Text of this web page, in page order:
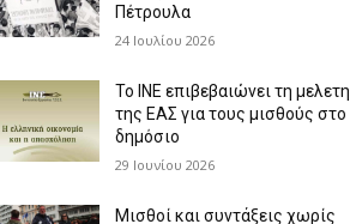
Πέτρουλα
24 Ιουλίου 2026
Το ΙΝΕ επιβεβαιώνει τη μελετη
της ΕΑΣ για τους μισθούς στο
δημόσιο
29 Ιουνίου 2026
Μισθοί και συντάξεις χωρίς